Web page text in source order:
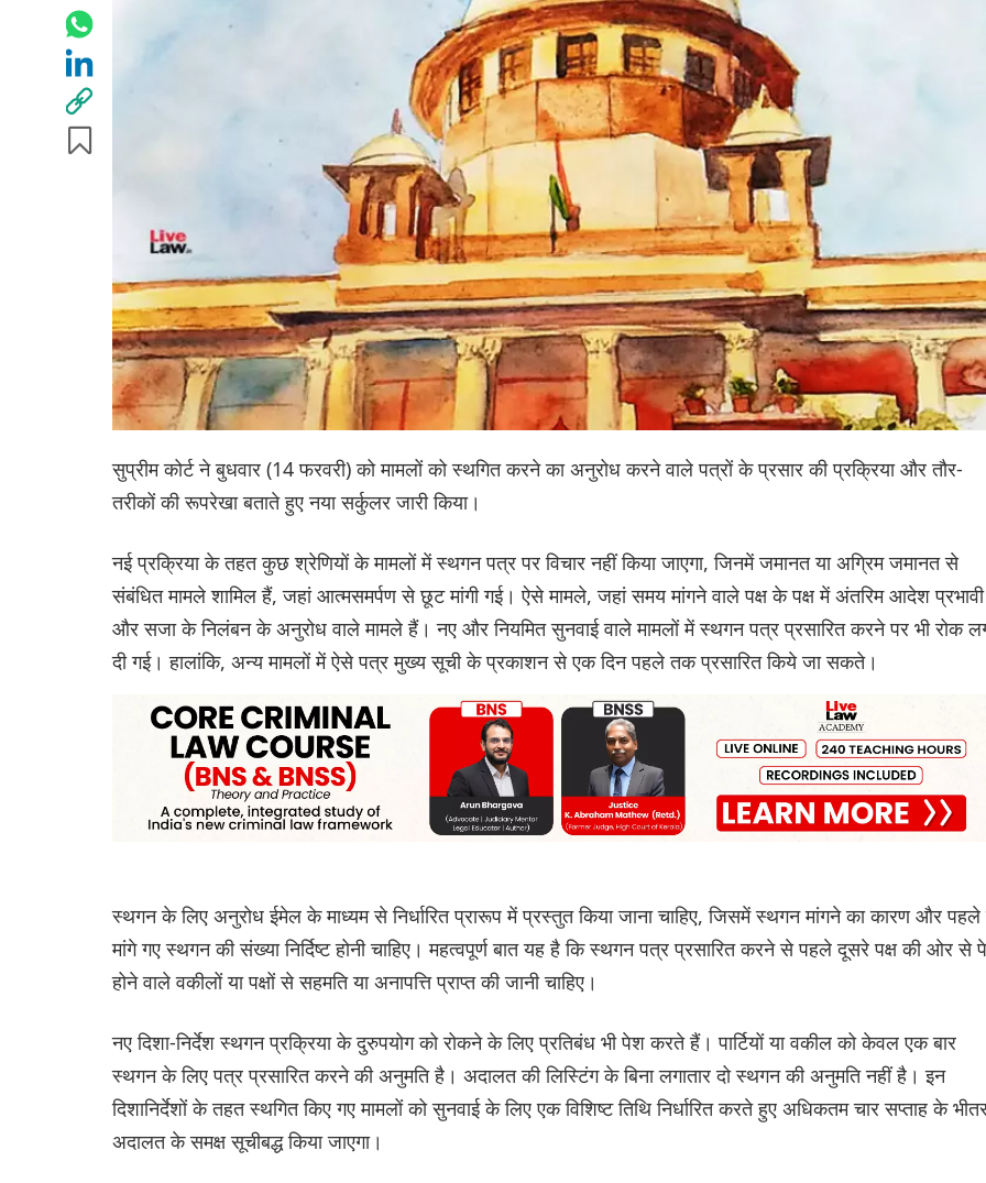
सुप्रीम कोर्ट ने बुधवार (14 फरवरी) को मामलों को स्थगित करने का अनुरोध करने वाले पत्रों के प्रसार की प्रक्रिया और तौर-
तरीकों की रूपरेखा बताते हुए नया सर्कुलर जारी किया।
नई प्रक्रिया के तहत कुछ श्रेणियों के मामलों में स्थगन पत्र पर विचार नहीं किया जाएगा, जिनमें जमानत या अग्रिम जमानत से
संबंधित मामले शामिल हैं, जहां आत्मसमर्पण से छूट मांगी गई। ऐसे मामले, जहां समय मांगने वाले पक्ष के पक्ष में अंतरिम आदेश
और सजा के निलंबन के अनुरोध वाले मामले हैं। नए और नियमित सुनवाई वाले मामलों में स्थगन पत्र प्रसारित करने पर भी रोक
दी गई। हालांकि, अन्य मामलों में ऐसे पत्र मुख्य सूची के प्रकाशन से एक दिन पहले तक प्रसारित किये जा सकते।
स्थगन के लिए अनुरोध ईमेल के माध्यम से निर्धारित प्रारूप में प्रस्तुत किया जाना चाहिए, जिसमें स्थगन मांगने का कारण और
मांगे गए स्थगन की संख्या निर्दिष्ट होनी चाहिए। महत्वपूर्ण बात यह है कि स्थगन पत्र प्रसारित करने से पहले दूसरे पक्ष की ओर से
होने वाले वकीलों या पक्षों से सहमति या अनापत्ति प्राप्त की जानी चाहिए।
नए दिशा-निर्देश स्थगन प्रक्रिया के दुरुपयोग को रोकने के लिए प्रतिबंध भी पेश करते हैं। पार्टियों या वकील को केवल एक बार
स्थगन के लिए पत्र प्रसारित करने की अनुमति है। अदालत की लिस्टिंग के बिना लगातार दो स्थगन की अनुमति नहीं है। इन
दिशानिर्देशों के तहत स्थगित किए गए मामलों को सुनवाई के लिए एक विशिष्ट तिथि निर्धारित करते हुए अधिकतम चार सप्ताह के
अदालत के समक्ष सूचीबद्ध किया जाएगा।